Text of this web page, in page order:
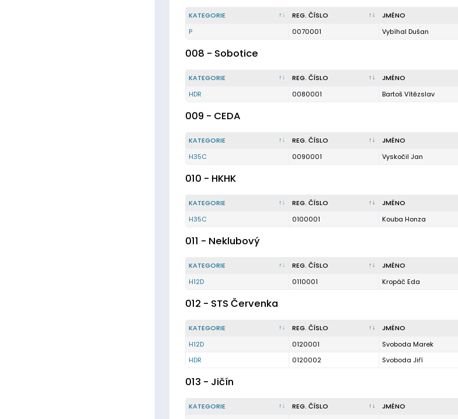
KATEGORIE REG. ČÍSLO JMÉNO
P
0070001 Vybíhal Dušan
008 - Sobotice
KATEGORIE REG. ČÍSLO JMÉNO
HDR
0080001 Bartoš Vítězslav
009 - CEDA
KATEGORIE REG. ČÍSLO JMÉNO
H35C
0090001 Vyskočil Jan
010 - HKHK
KATEGORIE REG. ČÍSLO JMÉNO
H35C
0100001 Kouba Honza
011 - Neklubový
KATEGORIE REG. ČÍSLO JMÉNO
H12D
0110001 Kropáč Eda
012 - STS Červenka
KATEGORIE REG. ČÍSLO JMÉNO
H12D
0120001 Svoboda Marek
HDR
0120002 Svoboda Jiří
013 - Jičín
KATEGORIE REG. ČÍSLO JMÉNO